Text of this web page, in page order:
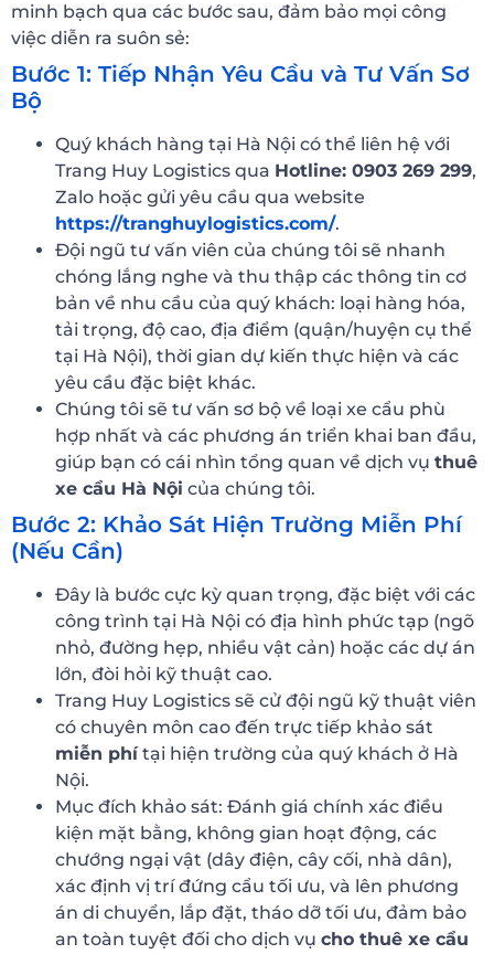
minh bạch qua các bước sau, đảm bảo mọi công
việc diễn ra suôn sẻ:
Bước 1: Tiếp Nhận Yêu Cầu và Tư Vấn Sơ
Bộ
Quý khách hàng tại Hà Nội có thể liên hệ với
Trang Huy Logistics qua Hotline: 0903 269 299,
Zalo hoặc gửi yêu cầu qua website
https://tranghuylogistics.com/.
Đội ngũ tư vấn viên của chúng tôi sẽ nhanh
chóng lắng nghe và thu thập các thông tin cơ
bản về nhu cầu của quý khách: loại hàng hóa,
tải trọng, độ cao, địa điểm (quận/huyện cụ thể
tại Hà Nội), thời gian dự kiến thực hiện và các
yêu cầu đặc biệt khác.
Chúng tôi sẽ tư vấn sơ bộ về loại xe cẩu phù
hợp nhất và các phương án triển khai ban đầu,
giúp bạn có cái nhìn tổng quan về dịch vụ thuê
xe cẩu Hà Nội của chúng tôi.
Bước 2: Khảo Sát Hiện Trường Miễn Phí
(Nếu Cần)
Đây là bước cực kỳ quan trọng, đặc biệt với các
công trình tại Hà Nội có địa hình phức tạp (ngõ
nhỏ, đường hẹp, nhiều vật cản) hoặc các dự án
lớn, đòi hỏi kỹ thuật cao.
Trang Huy Logistics sẽ cử đội ngũ kỹ thuật viên
có chuyên môn cao đến trực tiếp khảo sát
miễn phítại hiện trường của quý khách ở Hà
Nội.
Mục đích khảo sát: Đánh giá chính xác điều
kiện mặt bằng, không gian hoạt động, các
chướng ngại vật (dây điện, cây cối, nhà dân),
xác định vị trí đứng cẩu tối ưu, và lên phương
án di chuyển, lắp đặt, tháo dỡ tối ưu, đảm bảo
an toàn tuyệt đối cho dịch vụ cho thuê xe cẩu